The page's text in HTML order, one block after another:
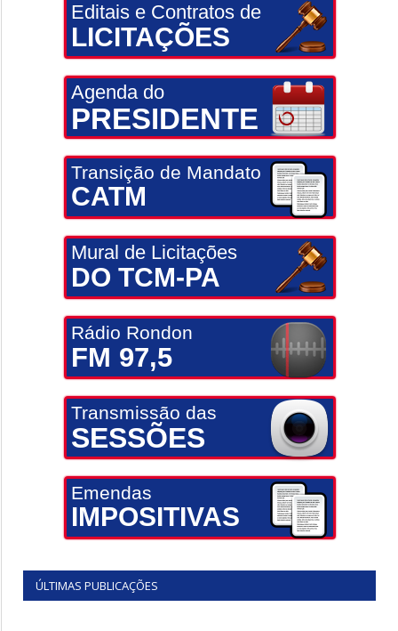
Editais e Contratos de
LICITAÇÕES
Agenda do
PRESIDENTE
Transição de Mandato
CATM
Mural de Licitações
DO TCM-PA
Rádio Rondon
FM 97,5
Transmissão das
SESSÕES
Emendas
IMPOSITIVAS
ÚLTIMAS PUBLICAÇÕES